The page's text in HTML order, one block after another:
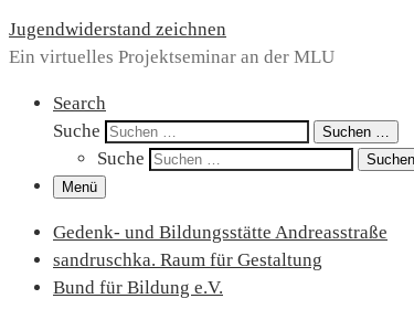
Jugendwiderstand zeichnen
Ein virtuelles Projektseminar an der MLU
Search
Suche
Suchen …
Suche
Menü
Gedenk- und Bildungsstätte Andreasstraße
sandruschka. Raum für Gestaltung
Bund für Bildung e.V.